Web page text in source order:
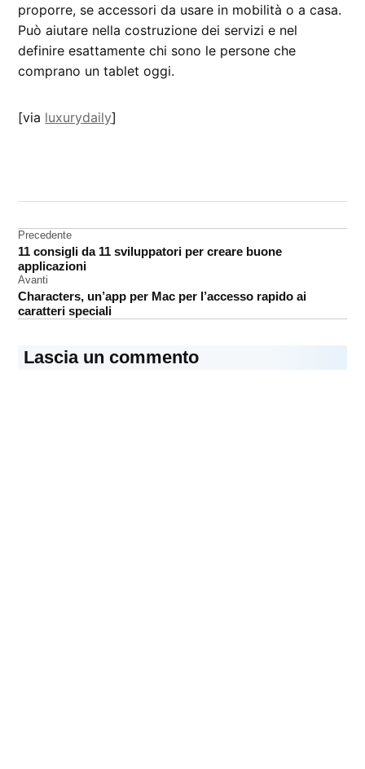
proporre, se accessori da usare in mobilità o a casa.
Può aiutare nella costruzione dei servizi e nel
definire esattamente chi sono le persone che
comprano un tablet oggi.
[via luxurydaily]
Navigazione
articoli
Precedente
11 consigli da 11 sviluppatori per creare buone
applicazioni
Avanti
Characters, un’app per Mac per l’accesso rapido ai
caratteri speciali
Lascia un commento